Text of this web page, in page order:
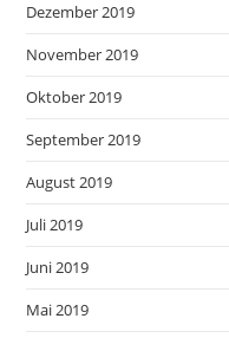
Dezember 2019
November 2019
Oktober 2019
September 2019
August 2019
Juli 2019
Juni 2019
Mai 2019